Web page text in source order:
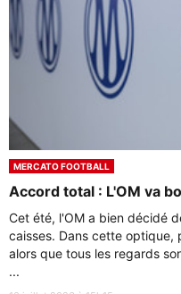
MERCATO FOOTBALL
Accord total : L'OM va
Cet été, l'OM a bien décidé
caisses. Dans cette optique,
alors que tous les regards
...